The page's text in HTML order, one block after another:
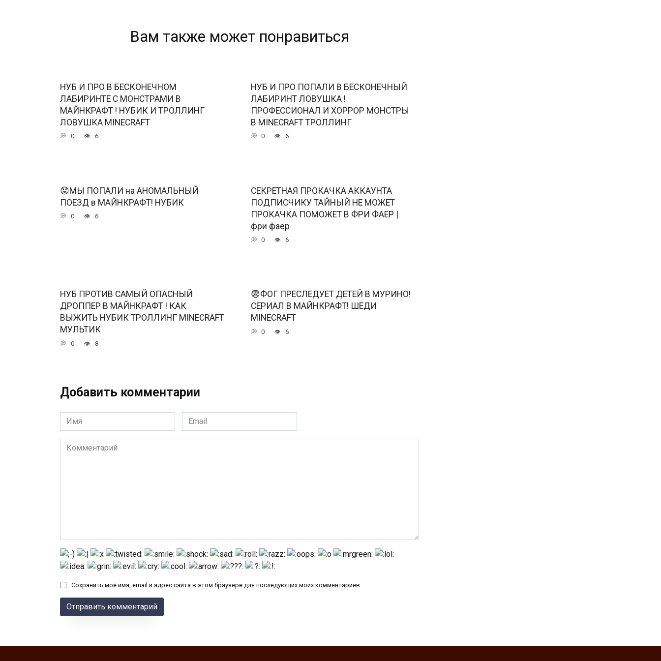
Вам также может понравиться
НУБ И ПРО В БЕСКОНЕЧНОМ
ЛАБИРИНТЕ С МОНСТРАМИ В
МАЙНКРАФТ ! НУБИК И ТРОЛЛИНГ
ЛОВУШКА MINECRAFT
0 6
НУБ И ПРО ПОПАЛИ В БЕСКОНЕЧНЫЙ
ЛАБИРИНТ ЛОВУШКА !
ПРОФЕССИОНАЛ И ХОРРОР МОНСТРЫ
В MINECRAFT ТРОЛЛИНГ
0 6
😟МЫ ПОПАЛИ на АНОМАЛЬНЫЙ
ПОЕЗД в МАЙНКРАФТ! НУБИК
0 6
СЕКРЕТНАЯ ПРОКАЧКА АККАУНТА
ПОДПИСЧИКУ ТАЙНЫЙ НЕ МОЖЕТ
ПРОКАЧКА ПОМОЖЕТ В ФРИ ФАЕР |
фри фаер
0 6
НУБ ПРОТИВ САМЫЙ ОПАСНЫЙ
ДРОППЕР В МАЙНКРАФТ ! КАК
ВЫЖИТЬ НУБИК ТРОЛЛИНГ MINECRAFT
МУЛЬТИК
0 8
😨ФОГ ПРЕСЛЕДУЕТ ДЕТЕЙ В МУРИНО!
СЕРИАЛ В МАЙНКРАФТ! ШЕДИ
MINECRAFT
0 6
Добавить комментарии
Имя
*
Email
*
Комментарий
Сохранить моё имя, email и адрес сайта в этом браузере для последующих моих комментариев.